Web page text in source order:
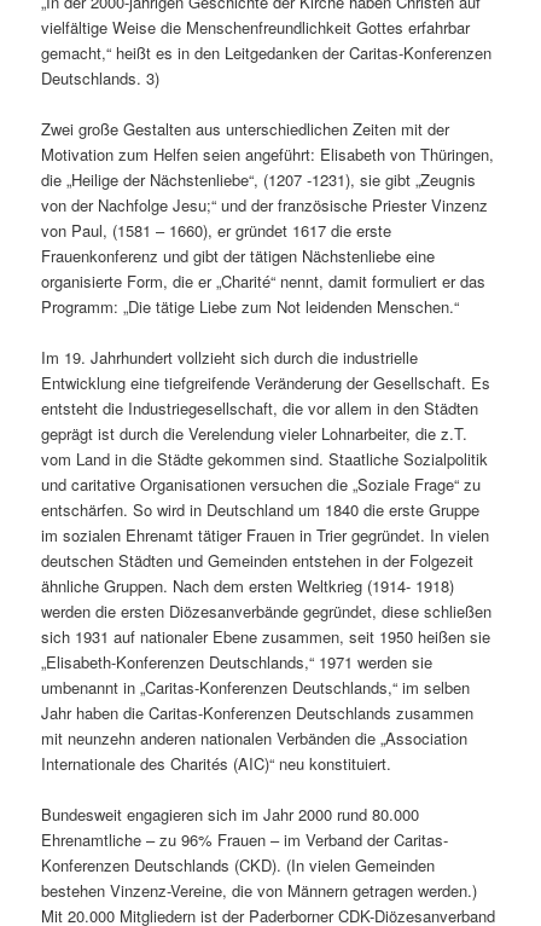
vielfältige Weise die Menschenfreundlichkeit Gottes erfahrbar
gemacht,“ heißt es in den Leitgedanken der Caritas-Konferenzen
Deutschlands. 3)
Zwei große Gestalten aus unterschiedlichen Zeiten mit der
Motivation zum Helfen seien angeführt: Elisabeth von Thüringen,
die „Heilige der Nächstenliebe“, (1207 -1231), sie gibt „Zeugnis
von der Nachfolge Jesu;“ und der französische Priester Vinzenz
von Paul, (1581 – 1660), er gründet 1617 die erste
Frauenkonferenz und gibt der tätigen Nächstenliebe eine
organisierte Form, die er „Charité“ nennt, damit formuliert er das
Programm: „Die tätige Liebe zum Not leidenden Menschen.“
Im 19. Jahrhundert vollzieht sich durch die industrielle
Entwicklung eine tiefgreifende Veränderung der Gesellschaft. Es
entsteht die Industriegesellschaft, die vor allem in den Städten
geprägt ist durch die Verelendung vieler Lohnarbeiter, die z.T.
vom Land in die Städte gekommen sind. Staatliche Sozialpolitik
und caritative Organisationen versuchen die „Soziale Frage“ zu
entschärfen. So wird in Deutschland um 1840 die erste Gruppe
im sozialen Ehrenamt tätiger Frauen in Trier gegründet. In vielen
deutschen Städten und Gemeinden entstehen in der Folgezeit
ähnliche Gruppen. Nach dem ersten Weltkrieg (1914- 1918)
werden die ersten Diözesanverbände gegründet, diese schließen
sich 1931 auf nationaler Ebene zusammen, seit 1950 heißen sie
„Elisabeth-Konferenzen Deutschlands,“ 1971 werden sie
umbenannt in „Caritas-Konferenzen Deutschlands,“ im selben
Jahr haben die Caritas-Konferenzen Deutschlands zusammen
mit neunzehn anderen nationalen Verbänden die „Association
Internationale des Charités (AIC)“ neu konstituiert.
Bundesweit engagieren sich im Jahr 2000 rund 80.000
Ehrenamtliche – zu 96% Frauen – im Verband der Caritas-
Konferenzen Deutschlands (CKD). (In vielen Gemeinden
bestehen Vinzenz-Vereine, die von Männern getragen werden.)
Mit 20.000 Mitgliedern ist der Paderborner CDK-Diözesanverband